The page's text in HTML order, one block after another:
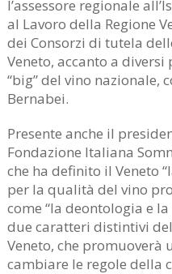
l’assessore regionale
al Lavoro della Regione
dei Consorzi di tutela
Veneto, accanto a
“big” del vino nazionale,
Bernabei.
Presente anche il
Fondazione Italiana
che ha definito il Veneto
per la qualità del vino
come “la deontologia e
due caratteri distintivi
Veneto, che promuoverà
cambiare le regole della